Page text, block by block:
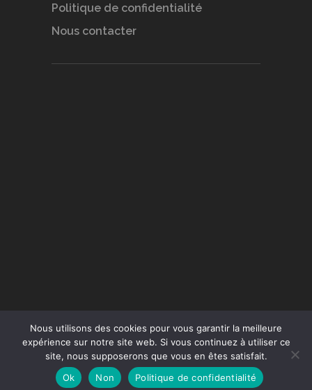
Politique de confidentialité
Nous contacter
Conception du site :Agence Jus de Citron
Nous utilisons des cookies pour vous garantir la meilleure
expérience sur notre site web. Si vous continuez à utiliser ce
site, nous supposerons que vous en êtes satisfait.
Ok
Non Politique de confidentialité